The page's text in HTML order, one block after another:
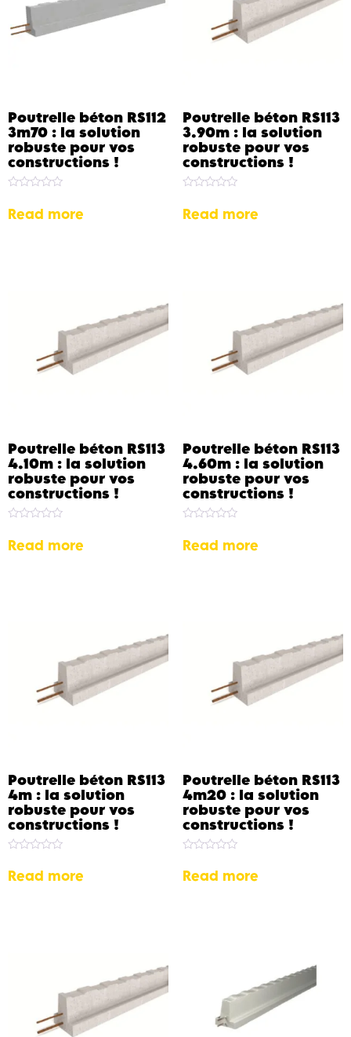
Poutrelle béton RS112
3m70 : la solution
robuste pour vos
constructions !
0
out
Read more
Poutrelle béton RS113
3.90m : la solution
robuste pour vos
constructions !
0
out
Read more
Poutrelle béton RS113
4.10m : la solution
robuste pour vos
constructions !
0
out
Read more
Poutrelle béton RS113
4.60m : la solution
robuste pour vos
constructions !
0
out
Read more
Poutrelle béton RS113
4m : la solution
robuste pour vos
constructions !
0
out
Read more
Poutrelle béton RS113
4m20 : la solution
robuste pour vos
constructions !
0
out
Read more